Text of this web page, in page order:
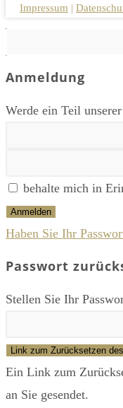
Impressum |
Website
durchsuchen
Anmeldung
Werde ein Teil
behalte mich in
Anmelden
Haben Sie Ihr
Passwort
Stellen Sie Ihr
Link zum Zurücksetzen
Ein Link zum
an Sie gesendet.